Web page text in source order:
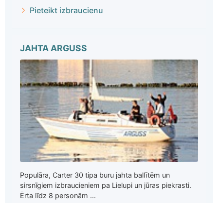
Pieteikt izbraucienu
JAHTA ARGUSS
Populāra, Carter 30 tipa buru jahta ballītēm un
sirsnīgiem izbraucieniem pa Lielupi un jūras piekrasti.
Ērta līdz 8 personām ...